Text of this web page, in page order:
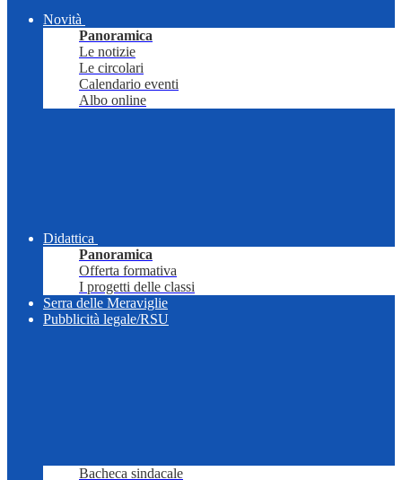
Novità
Panoramica
Le notizie
Le circolari
Calendario eventi
Albo online
Didattica
Panoramica
Offerta formativa
I progetti delle classi
Serra delle Meraviglie
Pubblicità legale/RSU
Bacheca sindacale